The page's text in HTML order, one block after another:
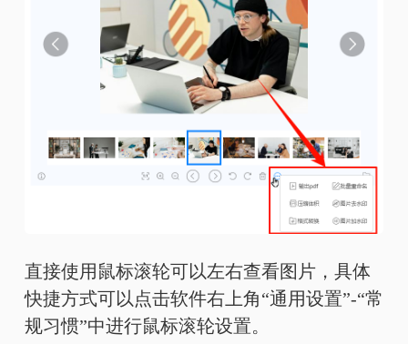
直接使用鼠标滚轮可以左右查看图片，具体
快捷方式可以点击软件右上角“通用设置”-“常
规习惯”中进行鼠标滚轮设置。